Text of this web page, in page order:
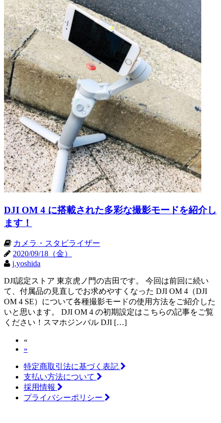
DJI OM 4 に搭載された多彩な撮影モードを紹介し
ます！
カメラ・スタビライザー
2020/09/18（金）
j.yoshida
DJI認定ストア 東京虎ノ門の吉田です。 今回は前回に続い
て、付属品の見直しでお求めやすくなった DJI OM 4（DJI
OM 4 SE）について各種撮影モードの使用方法をご紹介した
いと思います。 DJI OM 4 の初期設定はこちらの記事をご覧
ください！スマホジンバル DJI […]
«
»
特定商取引法に基づく表記
支払い方法について
採用情報
プライバシーポリシー